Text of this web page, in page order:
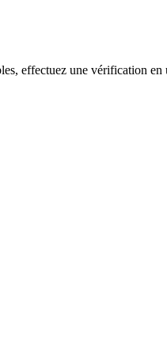
effectuez une vérification